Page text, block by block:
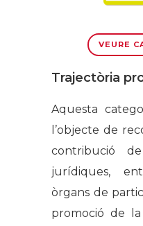
VEURE
Trajectòria
Aquesta
l’objecte de
contribució
jurídiques,
òrgans de
promoció de